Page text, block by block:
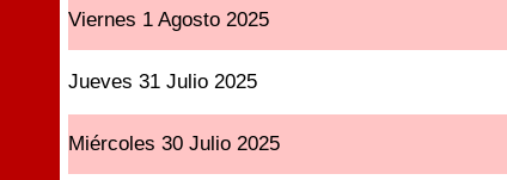
Viernes 1 Agosto 2025
Jueves 31 Julio 2025
Miércoles 30 Julio 2025